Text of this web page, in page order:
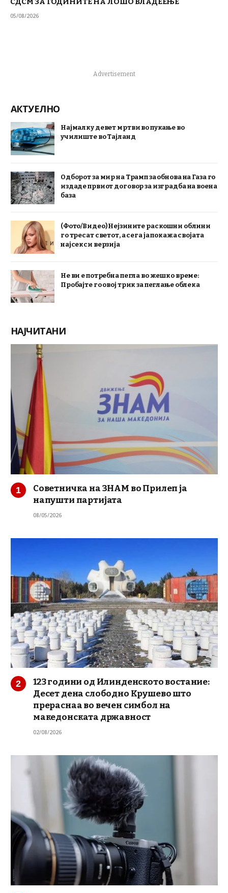
05/08/2026
Advertisement
АКТУЕЛНО
Најмалку девет мртви во пукање во
училиште во Тајланд
Одборот за мир на Трамп за обнова на Газа го
издаде првиот договор за изградба на воена
база
(Фото/Видео) Нејзините раскошни облини
го тресат светот, а сега ја покажа својата
најсекси верзија
Не ви е потребна пегла во жешко време:
Пробајте го овој трик за пеглање облека
НАЈЧИТАНИ
Советничка на ЗНАМ во Прилеп ја
напушти партијата
08/05/2026
123 години од Илинденското востание:
Десет дена слободно Крушево што
прераснаа во вечен симбол на
македонската државност
02/08/2026